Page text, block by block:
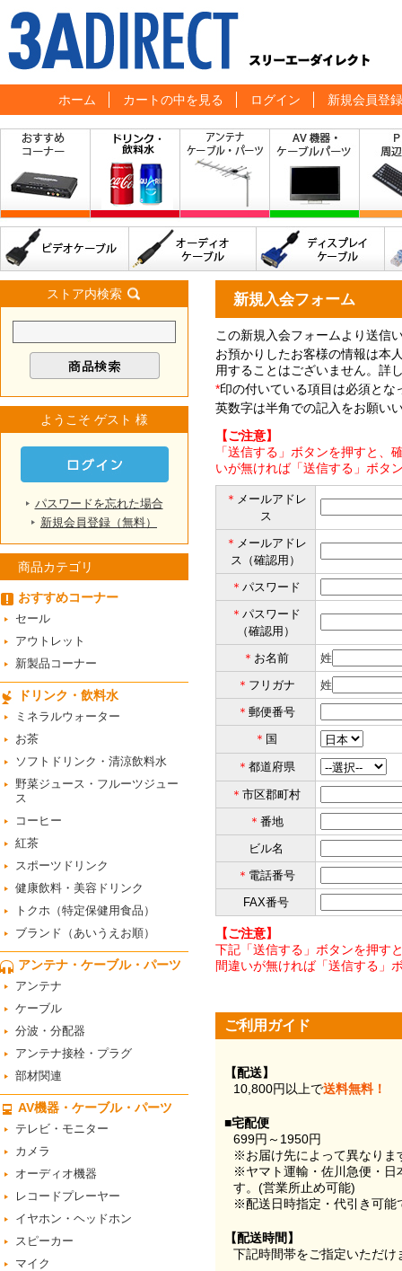
ホーム カートの中を見る ログイン 新規会員登録
新規入会フォーム
この新規入会フォームより送信
お預かりしたお客様の情報は本
用することはございません。詳
*印の付いている項目は必須と
英数字は半角での記入をお願い
【ご注意】
「送信する」ボタンを押すと
いが無ければ「送信する」ボタ
＊ メールアドレ
ス
＊ メールアドレ
ス（確認用）
＊ パスワード
＊ パスワード
（確認用）
＊ お名前
姓
＊ フリガナ
姓
＊ 郵便番号
＊ 国
＊ 都道府県
＊ 市区郡町村
＊ 番地
ビル名
＊ 電話番号
FAX番号
【ご注意】
下記「送信する」ボタンを押す
間違いが無ければ「送信する」
ご利用ガイド
【配送】
10,800円以上で送料無料！
■宅配便
699円～1950円
※お届け先によって異なりま
※ヤマト運輸・佐川急便・日
す。(営業所止め可能)
※配送日時指定・代引き可能
【配送時間】
下記時間帯をご指定いただけ
ストア内検索
ようこそ ゲスト 様
パスワードを忘れた場合
新規会員登録（無料）
商品カテゴリ
おすすめコーナー
セール
アウトレット
新製品コーナー
ドリンク・飲料水
ミネラルウォーター
お茶
ソフトドリンク・清涼飲料水
野菜ジュース・フルーツジュー
ス
コーヒー
紅茶
スポーツドリンク
健康飲料・美容ドリンク
トクホ（特定保健用食品）
ブランド（あいうえお順）
アンテナ・ケーブル・パーツ
アンテナ
ケーブル
分波・分配器
アンテナ接栓・プラグ
部材関連
AV機器・ケーブル・パーツ
テレビ・モニター
カメラ
オーディオ機器
レコードプレーヤー
イヤホン・ヘッドホン
スピーカー
マイク